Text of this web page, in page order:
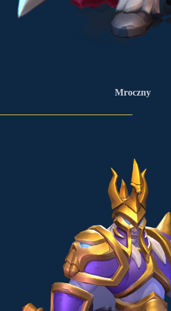
Mroczny